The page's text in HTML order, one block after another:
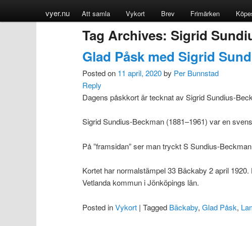
vyer.nu Att samla Vykort Brev Frimärken
Tag Archives: Sigrid
Glad Påsk med Sigrid
Posted on 11 april, 2020by Per Bunnstad
Reply
Dagens påskkort är tecknat av Sigrid Sundius-
Sigrid Sundius-Beckman (1881–1961) var en
På ”framsidan” ser man tryckt S Sundius-
Kortet har normalstämpel 33 Bäckaby 2 april
Vetlanda kommun i Jönköpings län.
Posted inVykort | Tagged Bäckaby, Glad Påsk,